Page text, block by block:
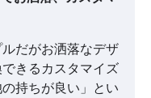
だがお洒落なデザ
きるカスタマイズ
持ちが良い」とい